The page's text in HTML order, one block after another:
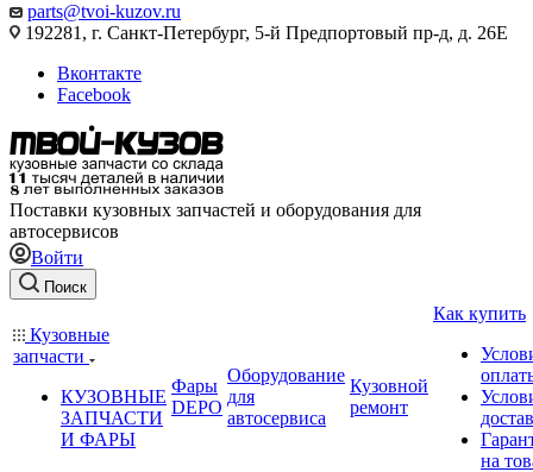
parts@tvoi-kuzov.ru
192281, г. Санкт-Петербург, 5-й Предпортовый пр-д, д. 26Е
Вконтакте
Facebook
Поставки кузовных запчастей и оборудования для
автосервисов
Войти
Поиск
Кузовные
запчасти
КУЗОВНЫЕ
ЗАПЧАСТИ
И ФАРЫ
Фары
DEPO
Оборудование
для
автосервиса
Кузовной
ремонт
Как купить
на